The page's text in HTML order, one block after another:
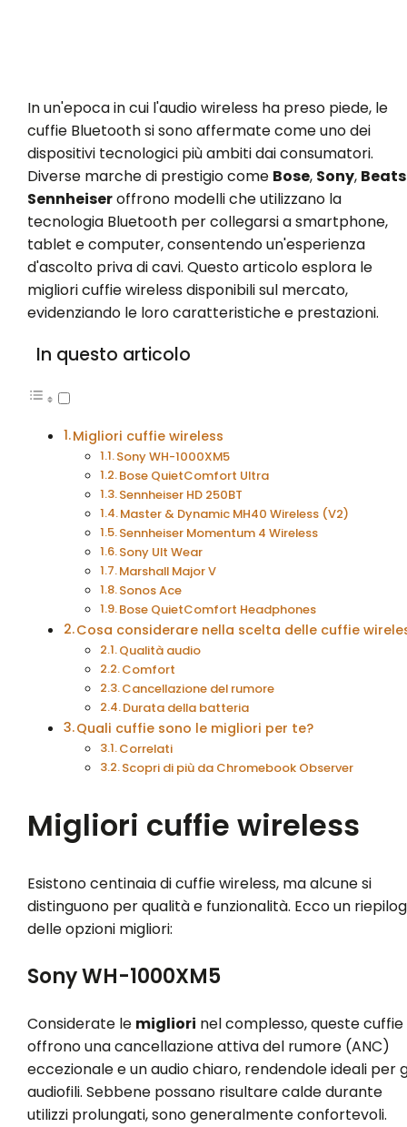
In un'epoca in cui l'audio wireless ha preso piede, le
cuffie Bluetooth si sono affermate come uno dei
dispositivi tecnologici più ambiti dai consumatori.
Diverse marche di prestigio come Bose, Sony, Beats
Sennheiseroffrono modelli che utilizzano la
tecnologia Bluetooth per collegarsi a smartphone,
tablet e computer, consentendo un'esperienza
d'ascolto priva di cavi. Questo articolo esplora le
migliori cuffie wireless disponibili sul mercato,
evidenziando le loro caratteristiche e prestazioni.
In questo articolo
Migliori cuffie wireless
Sony WH-1000XM5
Bose QuietComfort Ultra
Sennheiser HD 250BT
Master & Dynamic MH40 Wireless (V2)
Sennheiser Momentum 4 Wireless
Sony Ult Wear
Marshall Major V
Sonos Ace
Bose QuietComfort Headphones
Cosa considerare nella scelta delle cuffie
Qualità audio
Comfort
Cancellazione del rumore
Durata della batteria
Quali cuffie sono le migliori per te?
Correlati
Scopri di più da Chromebook Observer
Migliori cuffie wireless
Esistono centinaia di cuffie wireless, ma alcune si
distinguono per qualità e funzionalità. Ecco un
delle opzioni migliori:
Sony WH-1000XM5
Considerate le migliori nel complesso, queste cuffie
offrono una cancellazione attiva del rumore (ANC)
eccezionale e un audio chiaro, rendendole ideali per
audiofili. Sebbene possano risultare calde durante
utilizzi prolungati, sono generalmente confortevoli.